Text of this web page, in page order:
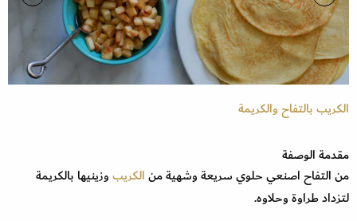
الكريب بالتفاح والكريمة
مقدمة الوصفة
من التفاح اصنعي حلوي سريعة وشهية منالكريبوزينيها بالكريمة
لتزداد طراوة وحلاوه.